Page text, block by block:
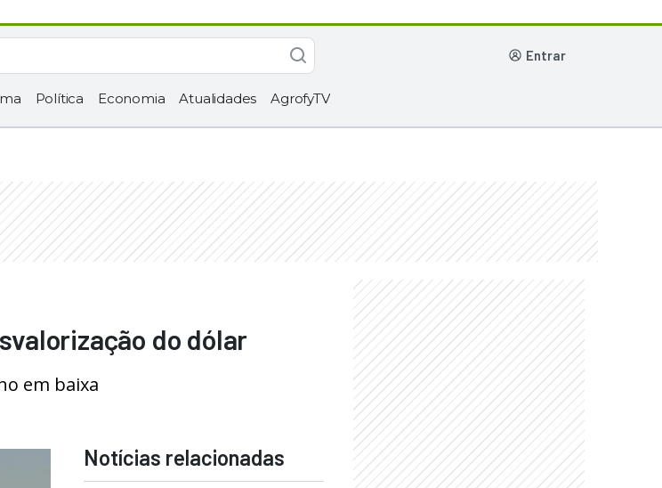
entrar
Política Economia Atualidades AgrofyTV
do dólar
em baixa
Notícias relacionadas